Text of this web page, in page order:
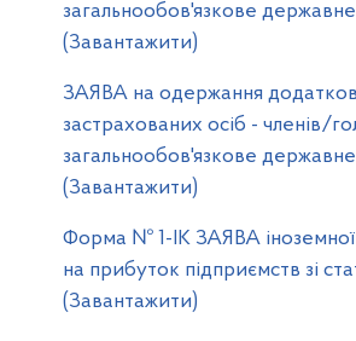
загальнообов'язкове
(Завантажити)
ЗАЯВА на одержання
застрахованих осіб - членів/
загальнообов'язкове
(Завантажити)
Форма № 1-ІК ЗАЯВА іноземної
на прибуток підприємств зі
(Завантажити)